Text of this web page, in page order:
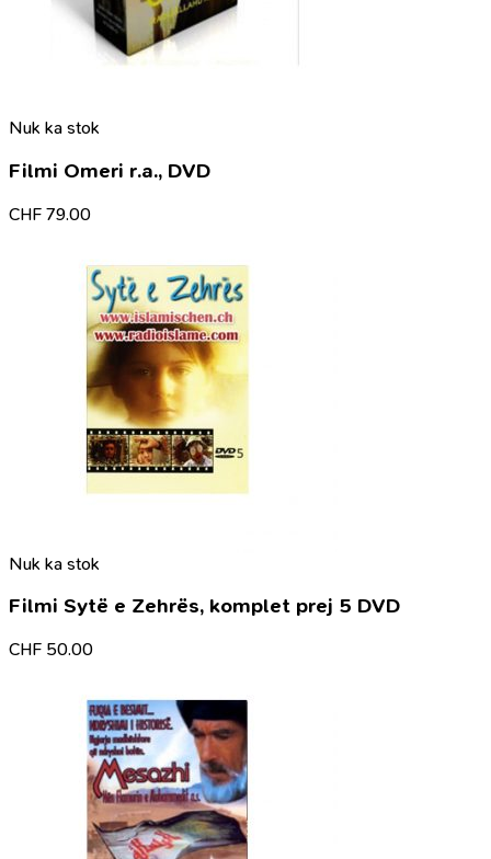
Nuk ka stok
Filmi Omeri r.a., DVD
CHF 79.00
Nuk ka stok
Filmi Sytë e Zehrës, komplet prej 5 DVD
CHF 50.00